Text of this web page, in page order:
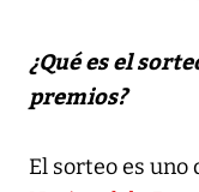
¿Qué es el
premios?
El sorteo es uno